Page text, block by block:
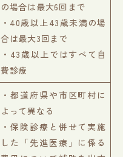
の場合は最大6回まで
・40歳以上43歳未満の場
合は最大3回まで
・43歳以上ではすべて自
費診療
・都道府県や市区町村に
よって異なる
・保険診療と併せて実施
した「先進医療」に係る